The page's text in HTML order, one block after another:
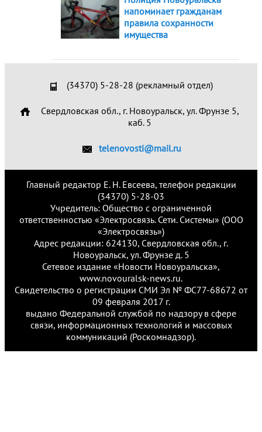
напоминает гражданам
правила сохранности
имущества
(34370) 5-28-28 (рекламный отдел)
Свердловская обл., г. Новоуральск, ул. Фрунзе 5,
каб. 5
telenovosti@mail.ru
Главный редактор Е. Н. Евсеева, телефон редакции
(34370) 5-28-03
Учредитель: Общество с ограниченной
ответственностью «Электросвязь. Сети. Системы» (ООО
«Электросвязь»)
Адрес редакции: 624130, Свердловская обл., г.
Новоуральск, ул. Фрунзе д. 5
Сетевое издание «Новости Новоуральска»,
www.novouralsk-news.ru.
Свидетельство о регистрации СМИ Эл № ФС77-68672 от
09 февраля 2017 г.
выдано Федеральной службой по надзору в сфере
связи, информационных технологий и массовых
коммуникаций (Роскомнадзор).